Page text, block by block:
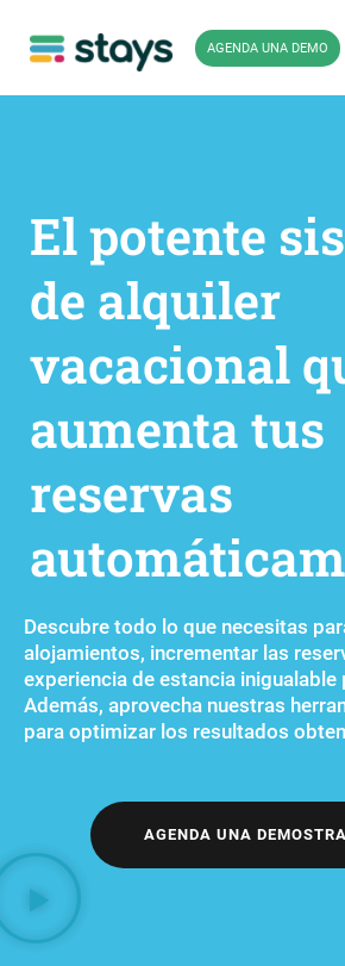
contenido
AGENDA UNA DEMO
El potente
de alquiler
vacacional
aumenta tus
reservas
Descubre todo lo que necesitas
alojamientos, incrementar las
experiencia de estancia inigualable
Además, aprovecha nuestras
para optimizar los resultados
AGENDA UNA